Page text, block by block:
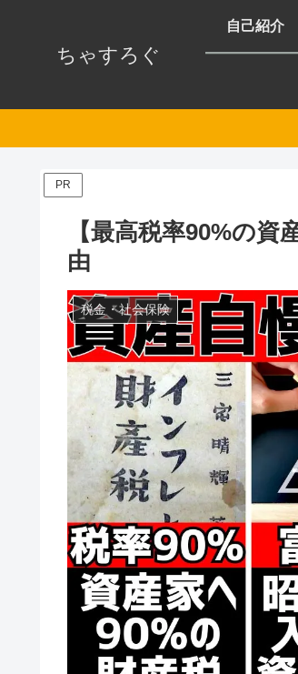
ちゃすろぐ
自己紹介
PR
【最高税率90%の
由
税金・社会保険